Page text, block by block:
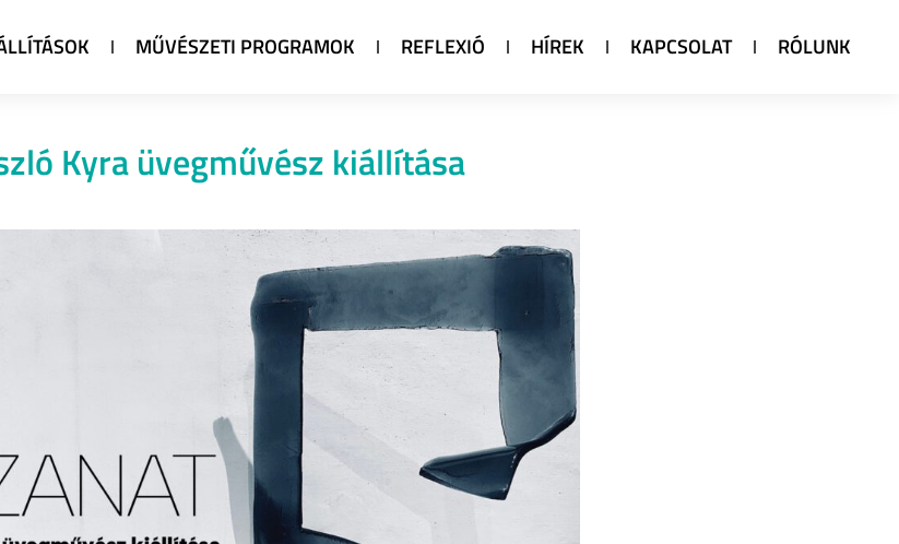
MŰVÉSZETI PROGRAMOK REFLEXIÓ HÍREK KAPCSOLAT RÓLUNK
Kyra üvegművész kiállítása